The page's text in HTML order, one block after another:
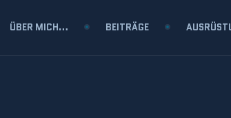
ÜBER MICH… BEITRÄGE